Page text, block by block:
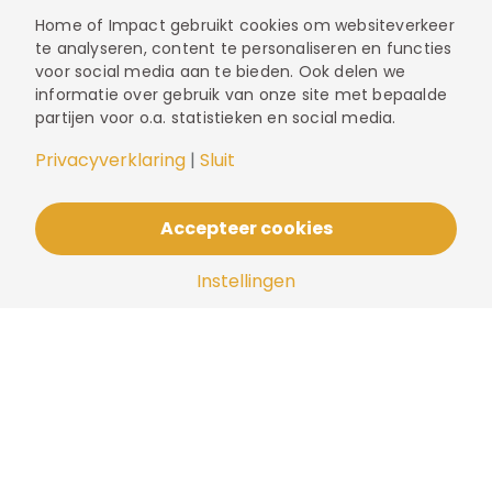
Scroll
Home of Impact gebruikt cookies om websiteverkeer
te analyseren, content te personaliseren en functies
voor social media aan te bieden. Ook delen we
informatie over gebruik van onze site met bepaalde
partijen voor o.a. statistieken en social media.
Privacyverklaring | Sluit
Accepteer cookies
Instellingen